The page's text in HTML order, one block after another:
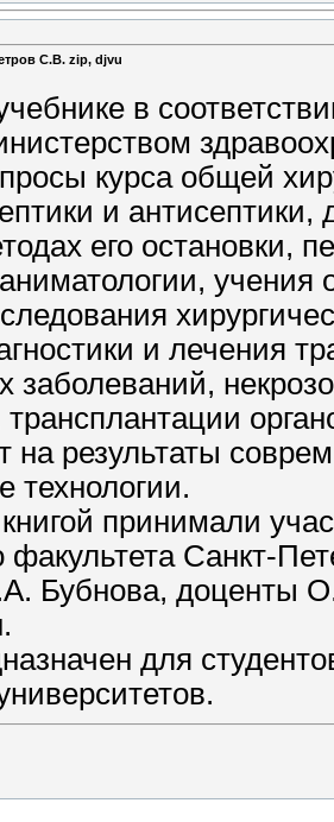
С.В. zip, djvu
в
курса общей
и антисептики,
его остановки,
учения
и лечения
заболеваний,
на результаты
технологии.
принимали
Санкт-
Бубнова, доценты
для